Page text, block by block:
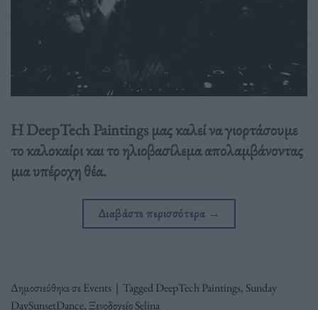
Η DeepTech Paintings μας καλεί να γιορτάσουμε
το καλοκαίρι και το ηλιοβασίλεμα απολαμβάνοντας
μια υπέροχη θέα.
Διαβάστε περισσότερα →
Δημοσιεύθηκε σεEvents | TaggedDeepTech Paintings, Sunday
DaySunsetDance,Ξενοδοχείο Selina